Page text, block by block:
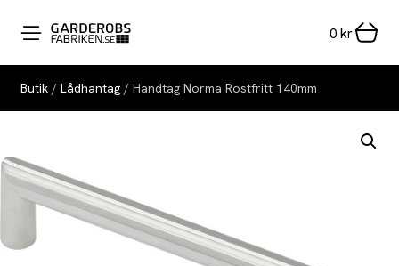
0 kr
Butik / Lådhantag / Handtag Norma Rostfritt 140mm